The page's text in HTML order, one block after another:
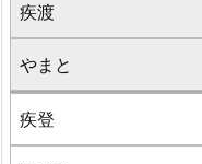
疾渡
やまと
疾登